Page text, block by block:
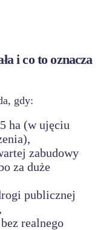
i co to oznacza
gdy:
ha (w ujęciu
zabudowy
za duże
publicznej
realnego